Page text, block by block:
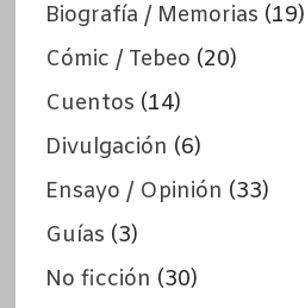
Biografía / Memorias (19)
Cómic / Tebeo (20)
Cuentos (14)
Divulgación (6)
Ensayo / Opinión (33)
Guías (3)
No ficción (30)